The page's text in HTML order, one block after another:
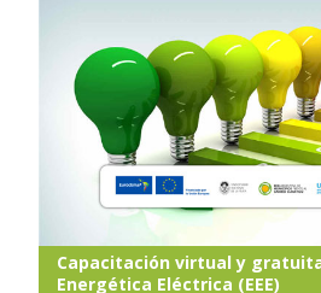
Capacitación virtual y
Energética Eléctrica (EEE)